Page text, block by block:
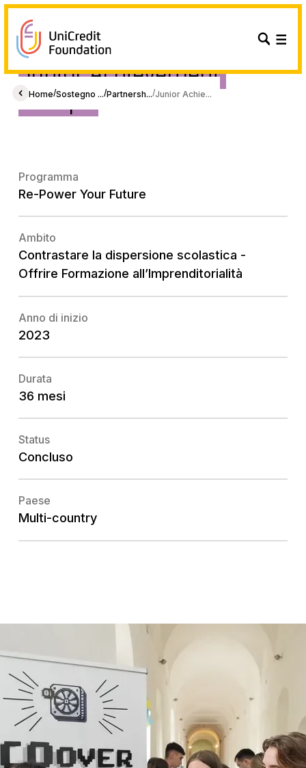
Home/Sostegno .../Partnersh.../Junior Achie...
Junior Achievement
Europe
Programma
Re-Power Your Future
Ambito
Contrastare la dispersione scolastica -
Offrire Formazione all’Imprenditorialità
Anno di inizio
2023
Durata
36 mesi
Status
Concluso
Paese
Multi-country